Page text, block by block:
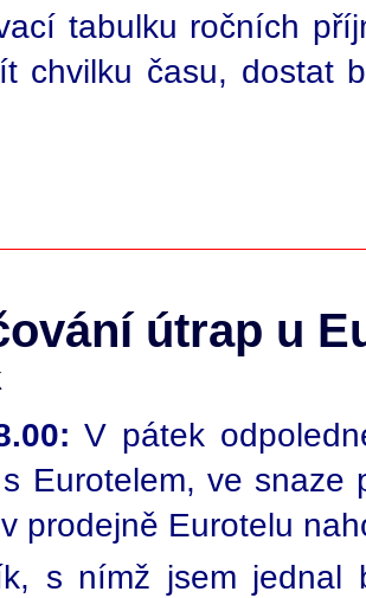
tabulku ročních
chvilku času, dostat
útrap u
V pátek
Eurotelem, ve snaze
prodejně Eurotelu
s nímž jsem